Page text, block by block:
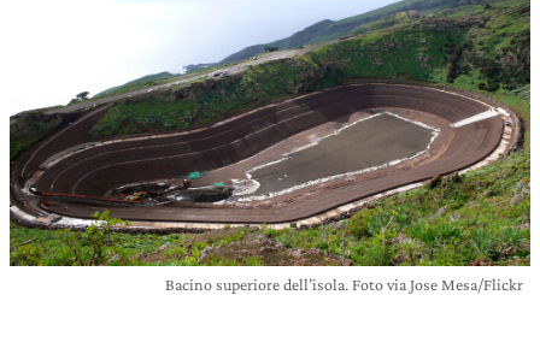
Bacino superiore dell’isola. Foto via Jose Mesa/Flickr